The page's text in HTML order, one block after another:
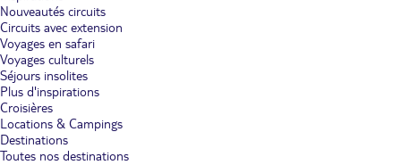
Nouveautés circuits
Circuits avec extension
Voyages en safari
Voyages culturels
Séjours insolites
Plus d'inspirations
Croisières
Locations & Campings
Destinations
Toutes nos destinations